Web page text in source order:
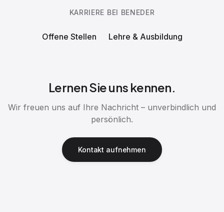
KARRIERE BEI BENEDER
Offene Stellen Lehre & Ausbildung
Lernen Sie uns kennen.
Wir freuen uns auf Ihre Nachricht – unverbindlich und
persönlich.
Kontakt aufnehmen